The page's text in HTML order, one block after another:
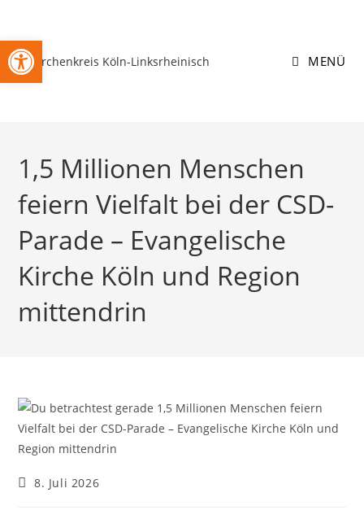
springen
MENÜ
1,5 Millionen Menschen
feiern Vielfalt bei der CSD-
Parade – Evangelische
Kirche Köln und Region
mittendrin
Beitrag
8. Juli 2026
Open toolbar